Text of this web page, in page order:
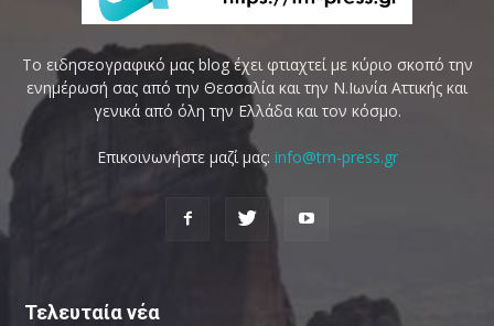
Το ειδησεογραφικό μας blog έχει φτιαχτεί με κύριο σκοπό την
ενημέρωσή σας από την Θεσσαλία και την Ν.Ιωνία Αττικής και
γενικά από όλη την Ελλάδα και τον κόσμο.
Επικοινωνήστε μαζί μας: info@tm-press.gr
Τελευταία νέα